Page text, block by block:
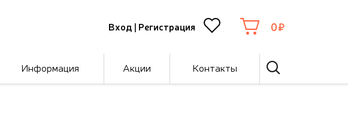
Вход | Регистрация 0
Информация Акции Контакты